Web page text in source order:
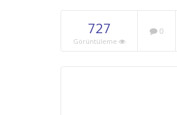
NOW PLAYING
727
Görüntüleme
0